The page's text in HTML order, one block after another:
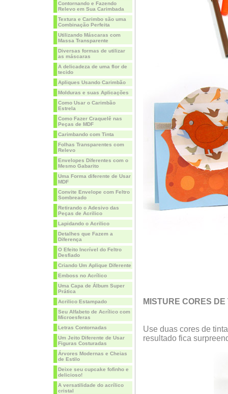
Contornando e Fazendo
Relevo em Sua Carimbada
Textura e Carimbo são uma
Combinação Perfeita
Utilizando Máscaras com
Massa Transparente
Diversas formas de utilizar
as máscaras
A delicadeza de uma flor de
tecido
Apliques Usando Carimbão
Molduras e suas Aplicações
Como Usar o Carimbão
Estrela
Como Fazer Craquelê nas
Peças de MDF
Carimbando com Tinta
Folhas Transparentes com
Relevo
Envelopes Diferentes com o
Mesmo Gabarito
Uma Forma diferente de Usar
MDF
Convite Envelope com Feltro
Sombreado
Retirando o Adesivo das
Peças de Acrilico
Lapidando o Acrilico
Detalhes que Fazem a
Diferença
O Efeito Incrível do Feltro
Desfiado
Criando Um Aplique Diferente
Emboss no Acrílico
Uma Capa de Álbum Super
Prática
Acrilico Estampado
Seu Alfabeto de Acrílico com
Microesferas
Letras Contornadas
Um Jeito Diferente de Usar
Figuras Costuradas
Árvores Modernas e Cheias
de Estilo
Deixe seu cupcake fofinho e
delicioso!
A versatilidade do acrílico
cristal
MISTURE CORES
Use duas cores de
resultado fica